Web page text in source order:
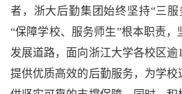
者，浙大后勤集团始终坚持“三
“保障学校、服务师生”根本职责
发展道路，面向浙江大学各校区逾
提供优质高效的后勤服务，为学